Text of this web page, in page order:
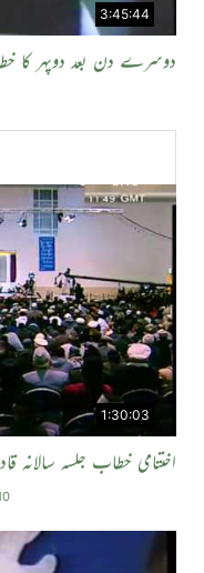
3:45:44
دوسرے دن بعد دوپہر کا خطاب
1:30:03
اختتامی خطاب جلسہ سالانہ قادیان